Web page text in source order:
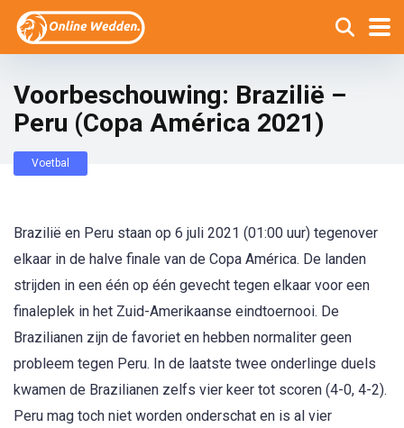
Voorbeschouwing: Brazilië –
Peru (Copa América 2021)
Voetbal
Brazilië en Peru staan op 6 juli 2021 (01:00 uur) tegenover
elkaar in de halve finale van de Copa América. De landen
strijden in een één op één gevecht tegen elkaar voor een
finaleplek in het Zuid-Amerikaanse eindtoernooi. De
Brazilianen zijn de favoriet en hebben normaliter geen
probleem tegen Peru. In de laatste twee onderlinge duels
kwamen de Brazilianen zelfs vier keer tot scoren (4-0, 4-2).
Peru mag toch niet worden onderschat en is al vier